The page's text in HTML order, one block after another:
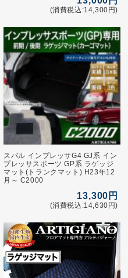
(消費税込:14,300円)
スバル インプレッサG4 GJ系 イン
プレッサスポーツ GP系 ラゲッジ
マット(トランクマット) H23年12
月～ C2000
13,300円
(消費税込:14,630円)